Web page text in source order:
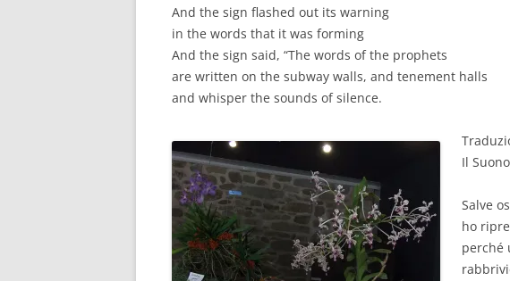
And the sign flashed out its warning
in the words that it was forming
And the sign said, “The words of the prophets
are written on the subway walls, and tenement halls
and whisper the sounds of silence.
Il
Salve
ho
perché